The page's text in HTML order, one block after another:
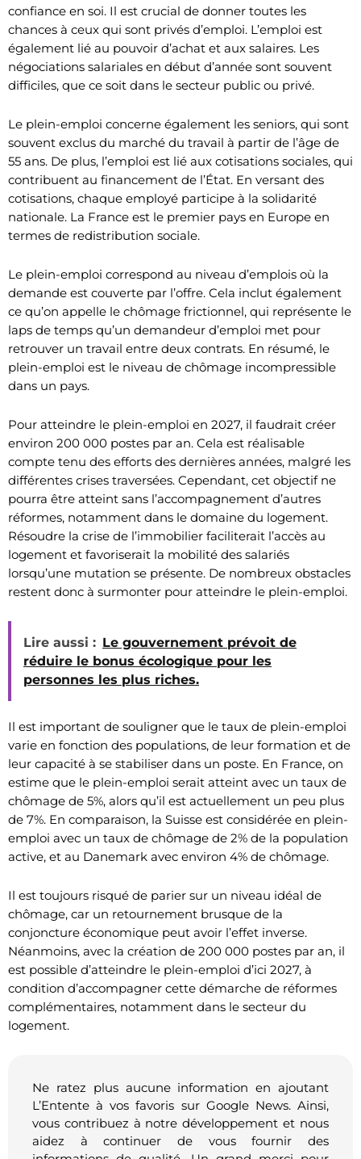
confiance en soi. Il est crucial de donner toutes les
chances à ceux qui sont privés d’emploi. L’emploi est
également lié au pouvoir d’achat et aux salaires. Les
négociations salariales en début d’année sont souvent
difficiles, que ce soit dans le secteur public ou privé.
Le plein-emploi concerne également les seniors, qui sont
souvent exclus du marché du travail à partir de l’âge de
55 ans. De plus, l’emploi est lié aux cotisations sociales, qui
contribuent au financement de l’État. En versant des
cotisations, chaque employé participe à la solidarité
nationale. La France est le premier pays en Europe en
termes de redistribution sociale.
Le plein-emploi correspond au niveau d’emplois où la
demande est couverte par l’offre. Cela inclut également
ce qu’on appelle le chômage frictionnel, qui représente le
laps de temps qu’un demandeur d’emploi met pour
retrouver un travail entre deux contrats. En résumé, le
plein-emploi est le niveau de chômage incompressible
dans un pays.
Pour atteindre le plein-emploi en 2027, il faudrait créer
environ 200 000 postes par an. Cela est réalisable
compte tenu des efforts des dernières années, malgré les
différentes crises traversées. Cependant, cet objectif ne
pourra être atteint sans l’accompagnement d’autres
réformes, notamment dans le domaine du logement.
Résoudre la crise de l’immobilier faciliterait l’accès au
logement et favoriserait la mobilité des salariés
lorsqu’une mutation se présente. De nombreux obstacles
restent donc à surmonter pour atteindre le plein-emploi.
Lire aussi : Le gouvernement prévoit de
réduire le bonus écologique pour les
personnes les plus riches.
Il est important de souligner que le taux de plein-emploi
varie en fonction des populations, de leur formation et de
leur capacité à se stabiliser dans un poste. En France, on
estime que le plein-emploi serait atteint avec un taux de
chômage de 5%, alors qu’il est actuellement un peu plus
de 7%. En comparaison, la Suisse est considérée en plein-
emploi avec un taux de chômage de 2% de la population
active, et au Danemark avec environ 4% de chômage.
Il est toujours risqué de parier sur un niveau idéal de
chômage, car un retournement brusque de la
conjoncture économique peut avoir l’effet inverse.
Néanmoins, avec la création de 200 000 postes par an, il
est possible d’atteindre le plein-emploi d’ici 2027, à
condition d’accompagner cette démarche de réformes
complémentaires, notamment dans le secteur du
logement.
Ne ratez plus aucune information en ajoutant
L’Entente à vos favoris sur Google News. Ainsi,
vous contribuez à notre développement et nous
aidez à continuer de vous fournir des